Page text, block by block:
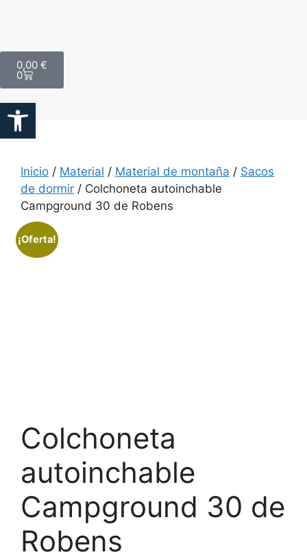
0,00 €
0
Inicio / Material / Material de montaña / Sacos
de dormir / Colchoneta autoinchable
Campground 30 de Robens
¡Oferta!
Colchoneta
autoinchable
Campground 30 de
Robens
Abrir barra de herramientas